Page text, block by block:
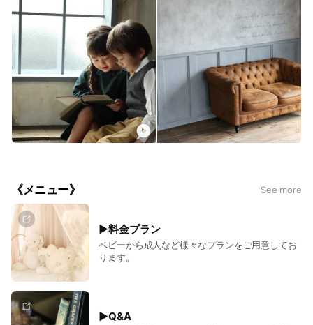
《メニュー》 See more
▶料金プラン
ベビーから成人など様々なプランをご用意してお
ります。
▶Q&A